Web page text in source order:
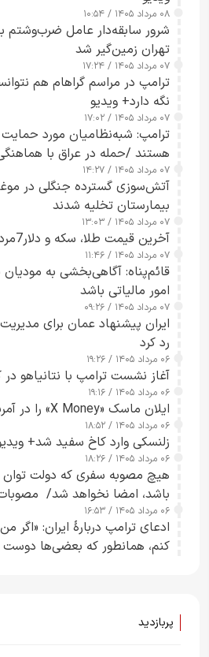
۰۸ مرداد ۱۴۰۵ / ۱۰:۵۴
شرور سابقه‌دار عامل ضرب‌وشتم
تهران زمین‌گیر شد
۰۷ مرداد ۱۴۰۵ / ۱۷:۲۴
ترامپ در مراسم گراهام هم
نگه دارد+ ویدیو
۰۷ مرداد ۱۴۰۵ / ۱۷:۰۲
ترامپ: شبه‌نظامیان مورد
هستند /حمله در عراق با
۰۷ مرداد ۱۴۰۵ / ۱۴:۲۷
آتش‌سوزی گسترده جنگلی در
بیمارستان تخلیه شدند
۰۷ مرداد ۱۴۰۵ / ۱۳:۰۳
آخرین قیمت طلا، سکه و دلار7مرداد1405
۰۷ مرداد ۱۴۰۵ / ۱۱:۴۶
قائم‌پناه: آگاهی‌بخشی به مودیان
امور مالیاتی باشد
۰۷ مرداد ۱۴۰۵ / ۰۹:۲۶
ایران پیشنهاد عمان برای
رد کرد
۰۶ مرداد ۱۴۰۵ / ۱۹:۲۶
آغاز نشست ترامپ با نتانیاهو
۰۶ مرداد ۱۴۰۵ / ۱۹:۱۶
ایلان ماسک «X Money» را در آمریکا راه‌اندازی کرد
۰۶ مرداد ۱۴۰۵ / ۱۸:۵۲
زلنسکی وارد کاخ سفید شد+
۰۶ مرداد ۱۴۰۵ / ۱۸:۲۶
هیچ مصوبه سفری که دولت توان
باشد، امضا نخواهد شد/
چارچوب قانون بودجه است+ عکس
۰۶ مرداد ۱۴۰۵ / ۱۶:۵۳
ادعای ترامپ دربارهٔ ایران: «اگر
کنم، همانطور که بعضی‌ها دوست
پربازدید